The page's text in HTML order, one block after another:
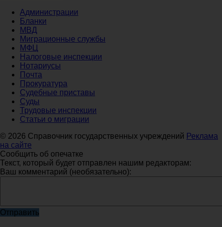
Администрации
Бланки
МВД
Миграционные службы
МФЦ
Налоговые инспекции
Нотариусы
Почта
Прокуратура
Судебные приставы
Суды
Трудовые инспекции
Статьи о миграции
© 2026 Справочник государственных учреждений Реклама
на сайте
Сообщить об опечатке
Текст, который будет отправлен нашим редакторам:
Ваш комментарий (необязательно):
Отправить